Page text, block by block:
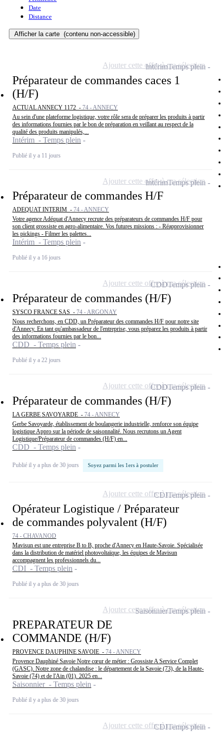
Date
Distance
Afficher la carte (contenu non-accessible)
Préparateur de commandes caces 1
(H/F)
ACTUAL ANNECY 1172 - 74 - ANNECY
Au sein d'une plateforme logistique, votre rôle sera de préparer les produits à partir
des informations fournies par le bon de préparation en veillant au respect de la
qualité des produits manipulés,...
Intérim - Temps plein
Publié il y a 11 jours
IntérimTemps plein
Ajouter cette offre à ma sélection
Préparateur de commandes H/F
ADEQUAT INTERIM - 74 - ANNECY
Votre agence Adéquat d'Annecy recrute des préparateurs de commandes H/F pour
son client grossiste en agro-alimentaire. Vos futures missions : - Réapprovisionner
les pickings - Filmer les palettes...
Intérim - Temps plein
Publié il y a 16 jours
IntérimTemps plein
Ajouter cette offre à ma sélection
Préparateur de commandes (H/F)
SYSCO FRANCE SAS - 74 - ARGONAY
Nous recherchons, en CDD, un Préparateur des commandes H/F pour notre site
d'Annecy. En tant qu'ambassadeur de l'entreprise, vous préparez les produits à partir
des informations fournies par le bon...
CDD - Temps plein
Publié il y a 22 jours
CDDTemps plein
Ajouter cette offre à ma sélection
Préparateur de commandes (H/F)
LA GERBE SAVOYARDE - 74 - ANNECY
Gerbe Savoyarde, établissement de boulangerie industrielle, renforce son équipe
logistique Appro sur la période de saisonnalité. Nous recrutons un Agent
Logistique/Préparateur de commandes (H/F) en...
CDD - Temps plein
Publié il y a plus de 30 jours Soyez parmi les 1ers à postuler
CDDTemps plein
Ajouter cette offre à ma sélection
Opérateur Logistique / Préparateur
de commandes polyvalent (H/F)
74 - CHAVANOD
Mavisun est une entreprise B to B, proche d'Annecy en Haute-Savoie. Spécialisée
dans la distribution de matériel photovoltaïque, les équipes de Mavisun
accompagnent les professionnels du...
CDI - Temps plein
Publié il y a plus de 30 jours
CDITemps plein
Ajouter cette offre à ma sélection
PREPARATEUR DE
COMMANDE (H/F)
PROVENCE DAUPHINE SAVOIE - 74 - ANNECY
Provence Dauphiné Savoie Notre cœur de métier : Grossiste A Service Complet
(GASC). Notre zone de chalandise : le département de la Savoie (73), de la Haute-
Savoie (74) et de l'Ain (01). 2025 en...
Saisonnier - Temps plein
Publié il y a plus de 30 jours
SaisonnierTemps plein
Ajouter cette offre à ma sélection
CDITemps plein
Ajouter cette offre à ma sélection